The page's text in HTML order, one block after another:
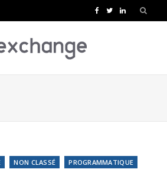
e
k
T
t
L
k
n
NON CLASSÉ PROGRAMMATIQUE